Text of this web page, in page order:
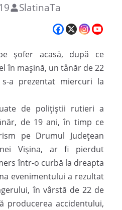
SlatinaTa
şofer acasă, după ce
în maşină, un tânăr de 22
a prezentat miercuri la
de polițiștii rutieri a
de 19 ani, în timp ce
pe Drumul Județean
Vișina, ar fi pierdut
într-o curbă la dreapta
evenimentului a rezultat
în vârstă de 22 de
producerea accidentului,